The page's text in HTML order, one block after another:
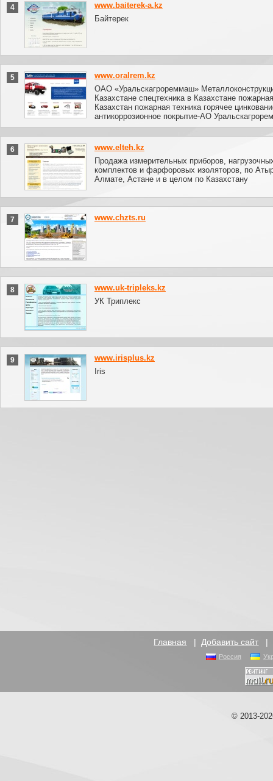
4
www.baiterek-a.kz
Байтерек
5
www.oralrem.kz
ОАО «Уральскагрореммаш»
Казахстане спецтехника в Казахстане
Казахстан пожарная техника горячее
антикоррозионное покрытие-АО
6
www.elteh.kz
Продажа измерительных приборов,
комплектов и фарфоровых изоляторов, по
Алмате, Астане и в целом по Казахстану
7 www.chzts.ru
8
www.uk-tripleks.kz
УК Триплекс
9
www.irisplus.kz
Iris
Главная | Добавить сайт |
Россия
© 2013-